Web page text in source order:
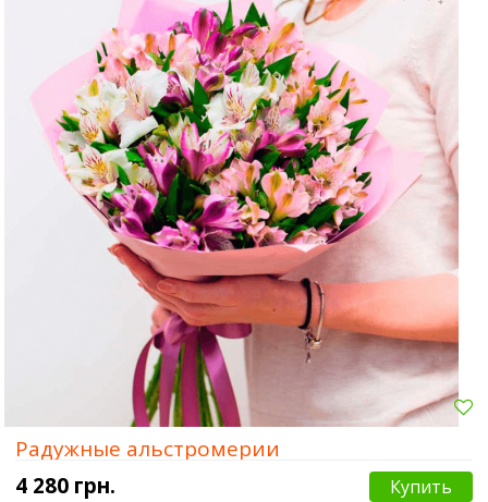
Харьков
Херсон
Радужные альстромерии
4 280 грн.
Купить